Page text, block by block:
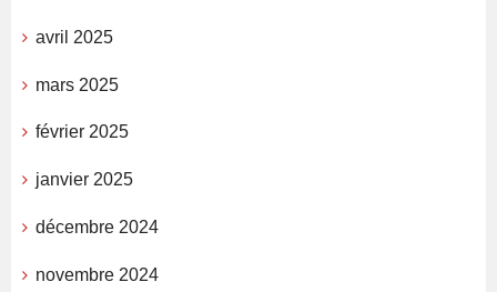
avril 2025
mars 2025
février 2025
janvier 2025
décembre 2024
novembre 2024